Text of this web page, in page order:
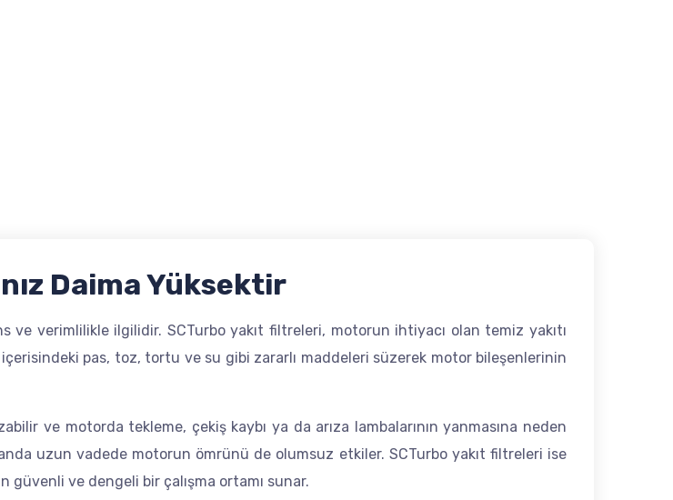
Daima Yüksektir
ve verimlilikle ilgilidir. SCTurbo yakıt filtreleri, motorun ihtiyacı olan temiz yakıtı
pas, toz, tortu ve su gibi zararlı maddeleri süzerek motor bileşenlerinin
ve motorda tekleme, çekiş kaybı ya da arıza lambalarının yanmasına neden
uzun vadede motorun ömrünü de olumsuz etkiler. SCTurbo yakıt filtreleri ise
ve dengeli bir çalışma ortamı sunar.